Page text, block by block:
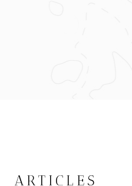
ARTICLES